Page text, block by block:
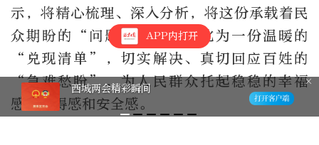
示，将精心梳理、深入分析，将这份承载着民
众期盼的“问题清单”，转化为一份温暖的
“兑现清单”，切实解决、真切回应百姓的
“急难愁盼”，为人民群众托起稳稳的幸福
感、获得感和安全感。
APP内打开
西城两会精彩瞬间